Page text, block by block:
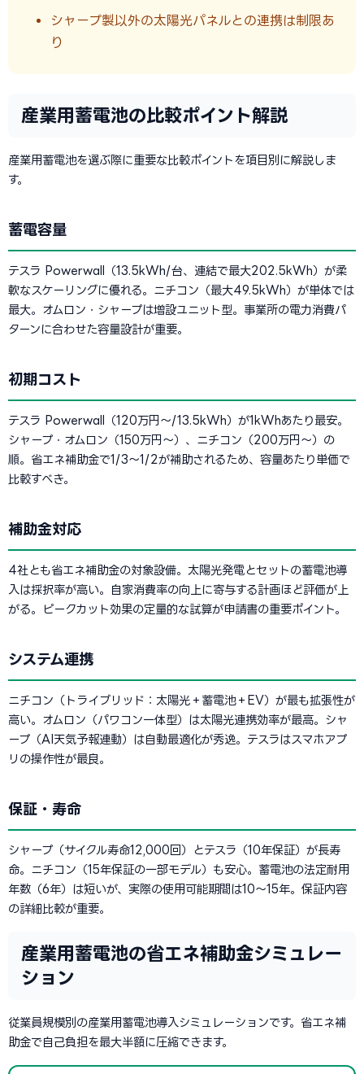
シャープ製以外の太陽光パネルとの連携は制限あ
り
産業用蓄電池の比較ポイント解説
産業用蓄電池を選ぶ際に重要な比較ポイントを項目別に解説しま
す。
蓄電容量
テスラ Powerwall（13.5kWh/台、連結で最大202.5kWh）が柔
軟なスケーリングに優れる。ニチコン（最大49.5kWh）が単体では
最大。オムロン・シャープは増設ユニット型。事業所の電力消費パ
ターンに合わせた容量設計が重要。
初期コスト
テスラ Powerwall（120万円〜/13.5kWh）が1kWhあたり最安。
シャープ・オムロン（150万円〜）、ニチコン（200万円〜）の
順。省エネ補助金で1/3〜1/2が補助されるため、容量あたり単価で
比較すべき。
補助金対応
4社とも省エネ補助金の対象設備。太陽光発電とセットの蓄電池導
入は採択率が高い。自家消費率の向上に寄与する計画ほど評価が上
がる。ピークカット効果の定量的な試算が申請書の重要ポイント。
システム連携
ニチコン（トライブリッド：太陽光＋蓄電池＋EV）が最も拡張性が
高い。オムロン（パワコン一体型）は太陽光連携効率が最高。シャ
ープ（AI天気予報連動）は自動最適化が秀逸。テスラはスマホアプ
リの操作性が最良。
保証・寿命
シャープ（サイクル寿命12,000回）とテスラ（10年保証）が長寿
命。ニチコン（15年保証の一部モデル）も安心。蓄電池の法定耐用
年数（6年）は短いが、実際の使用可能期間は10〜15年。保証内容
の詳細比較が重要。
産業用蓄電池の省エネ補助金シミュレー
ション
従業員規模別の産業用蓄電池導入シミュレーションです。省エネ補
助金で自己負担を最大半額に圧縮できます。